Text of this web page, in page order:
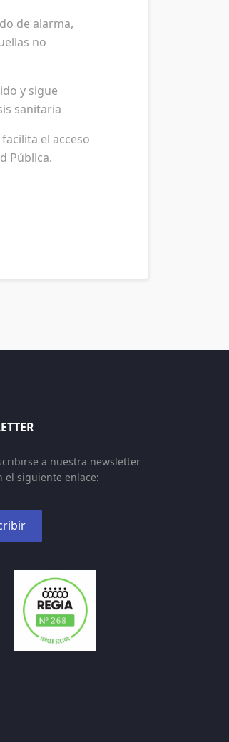
de alarma,
no
y sigue
sanitaria
el acceso
Pública.
a nuestra newsletter
el siguiente enlace: